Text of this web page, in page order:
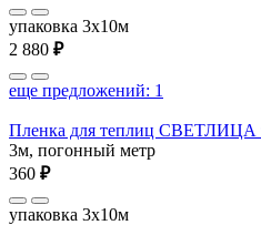
упаковка 3x10м
2 880 ₽
еще предложений: 1
Пленка для теплиц СВЕТЛИЦА
3м, погонный метр
360 ₽
упаковка 3x10м